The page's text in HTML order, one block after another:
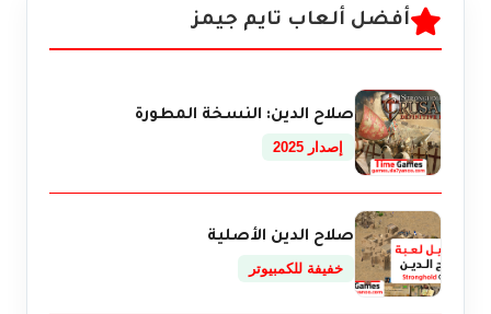
أفضل ألعاب تايم جيمز
صلاح الدين: النسخة المطورة
إصدار 2025
صلاح الدين الأصلية
خفيفة للكمبيوتر